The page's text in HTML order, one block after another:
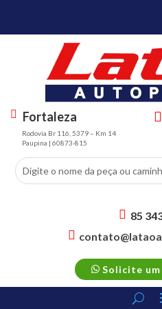
m
ar
Fortaleza
Rodovia Br 116, 5379 – Km 14
Paupina | 60873-815
t
3
e
e
ic
o
n
m
p
h
o
85
m
t2
m
Solicite